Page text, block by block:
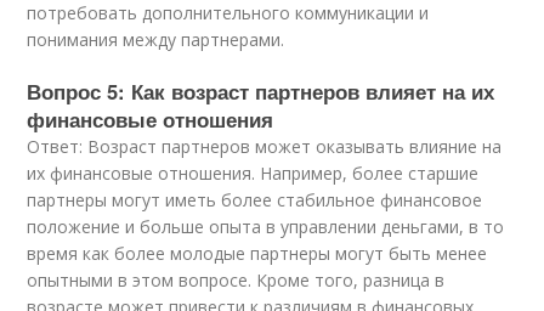
потребовать дополнительного коммуникации и
понимания между партнерами.
Вопрос 5: Как возраст партнеров влияет на их
финансовые отношения
Ответ: Возраст партнеров может оказывать влияние на
их финансовые отношения. Например, более старшие
партнеры могут иметь более стабильное финансовое
положение и больше опыта в управлении деньгами, в то
время как более молодые партнеры могут быть менее
опытными в этом вопросе. Кроме того, разница в